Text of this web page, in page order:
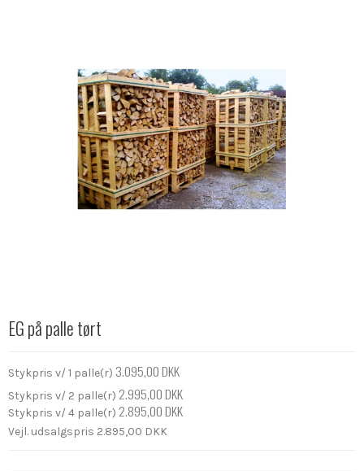
EG på palle tørt
Stykpris v/ 1 palle(r) 3.095,00 DKK
Stykpris v/ 2 palle(r) 2.995,00 DKK
Stykpris v/ 4 palle(r) 2.895,00 DKK
Vejl. udsalgspris 2.895,00 DKK